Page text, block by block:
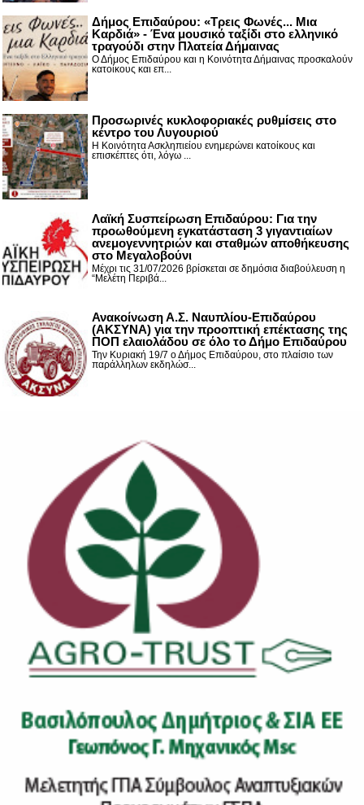
Δήμος Επιδαύρου: «Τρεις Φωνές... Μια
Καρδιά» - Ένα μουσικό ταξίδι στο ελληνικό
τραγούδι στην Πλατεία Δήμαινας
Ο Δήμος Επιδαύρου και η Κοινότητα Δήμαινας προσκαλούν
κατοίκους και επ...
Προσωρινές κυκλοφοριακές ρυθμίσεις στο
κέντρο του Λυγουριού
Η Κοινότητα Ασκληπιείου ενημερώνει κατοίκους και
επισκέπτες ότι, λόγω ...
Λαϊκή Συσπείρωση Επιδαύρου: Για την
προωθούμενη εγκατάσταση 3 γιγαντιαίων
ανεμογεννητριών και σταθμών αποθήκευσης
στο Μεγαλοβούνι
Μέχρι τις 31/07/2026 βρίσκεται σε δημόσια διαβούλευση η
“Μελέτη Περιβά...
Ανακοίνωση Α.Σ. Ναυπλίου-Επιδαύρου
(ΑΚΣΥΝΑ) για την προοπτική επέκτασης της
ΠΟΠ ελαιολάδου σε όλο το Δήμο Επιδαύρου
Την Κυριακή 19/7 ο Δήμος Επιδαύρου, στο πλαίσιο των
παράλληλων εκδηλώσ...